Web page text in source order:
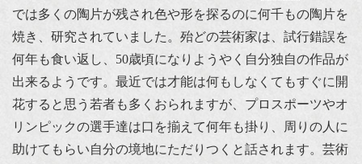
では多くの陶片が残され色や形を探るのに何千もの陶片を
焼き、研究されていました。殆どの芸術家は、試行錯誤を
何年も食い返し、50歳頃になりようやく自分独自の作品が
出来るようです。最近では才能は何もしなくてもすぐに開
花すると思う若者も多くおられますが、プロスポーツやオ
リンピックの選手達は口を揃えて何年も掛り、周りの人に
助けてもらい自分の境地にただりつくと話されます。芸術